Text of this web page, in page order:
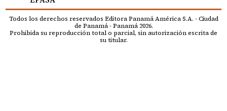
Todos los derechos reservados Editora Panamá América S.A. - Ciudad
de Panamá - Panamá 2026.
Prohibida su reproducción total o parcial, sin autorización escrita de
su titular.